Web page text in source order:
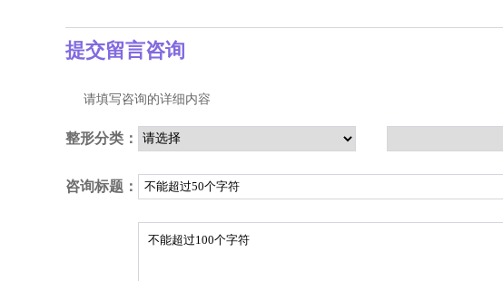
提交留言咨询
请填写咨询的详细内容
整形分类：
咨询标题：